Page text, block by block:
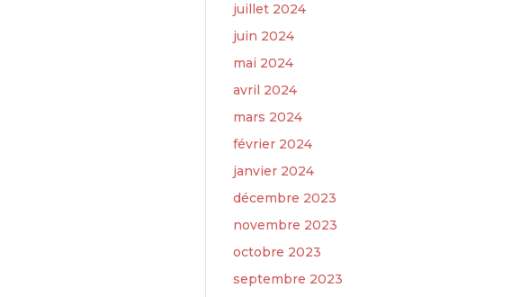
juillet 2024
juin 2024
mai 2024
avril 2024
mars 2024
février 2024
janvier 2024
décembre 2023
novembre 2023
octobre 2023
septembre 2023